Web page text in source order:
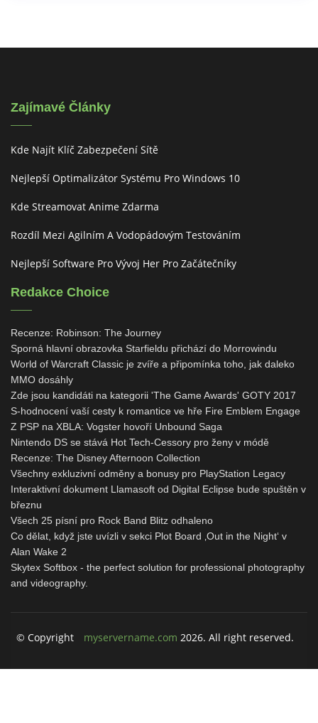
Zajímavé Články
Kde Najít Klíč Zabezpečení Sítě
Nejlepší Optimalizátor Systému Pro Windows 10
Kde Streamovat Anime Zdarma
Rozdíl Mezi Agilním A Vodopádovým Testováním
Nejlepší Software Pro Vývoj Her Pro Začátečníky
Redakce Choice
Recenze: Robinson: The Journey
Sporná hlavní obrazovka Starfieldu přichází do Morrowindu
World of Warcraft Classic je zvíře a připomínka toho, jak daleko
MMO dosáhly
Zde jsou kandidáti na kategorii 'The Game Awards' GOTY 2017
S-hodnocení vaší cesty k romantice ve hře Fire Emblem Engage
Z PSP na XBLA: Vogster hovoří Unbound Saga
Nintendo DS se stává Hot Tech-Cessory pro ženy v módě
Recenze: The Disney Afternoon Collection
Všechny exkluzivní odměny a bonusy pro PlayStation Legacy
Interaktivní dokument Llamasoft od Digital Eclipse bude spuštěn v
březnu
Všech 25 písní pro Rock Band Blitz odhaleno
Co dělat, když jste uvízli v sekci Plot Board ‚Out in the Night‘ v
Alan Wake 2
Skytex Softbox - the perfect solution for professional photography
and videography.
© Copyright myservername.com 2026. All right reserved.